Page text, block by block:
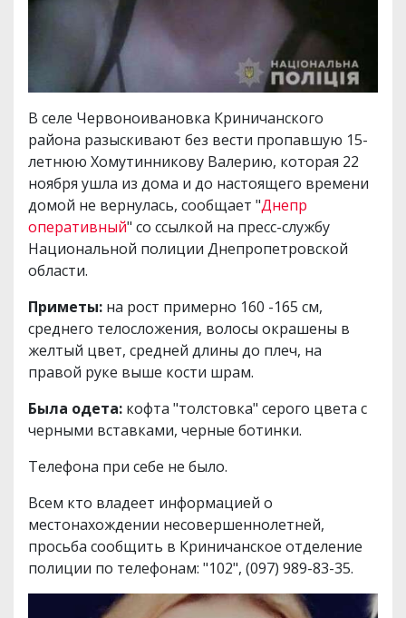
В селе Червоноивановка Криничанского
района разыскивают без вести пропавшую 15-
летнюю Хомутинникову Валерию, которая 22
ноября ушла из дома и до настоящего времени
домой не вернулась, сообщает "Днепр
оперативный" со ссылкой на пресс-службу
Национальной полиции Днепропетровской
области.
Приметы: на рост примерно 160 -165 см,
среднего телосложения, волосы окрашены в
желтый цвет, средней длины до плеч, на
правой руке выше кости шрам.
Была одета: кофта "толстовка" серого цвета с
черными вставками, черные ботинки.
Телефона при себе не было.
Всем кто владеет информацией о
местонахождении несовершеннолетней,
просьба сообщить в Криничанское отделение
полиции по телефонам: "102", (097) 989-83-35.